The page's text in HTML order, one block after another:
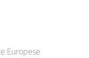
Europese